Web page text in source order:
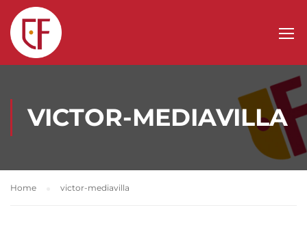
VICTOR-MEDIAVILLA
Home victor-mediavilla